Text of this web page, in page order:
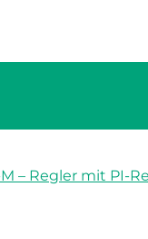
– Regler mit PI-